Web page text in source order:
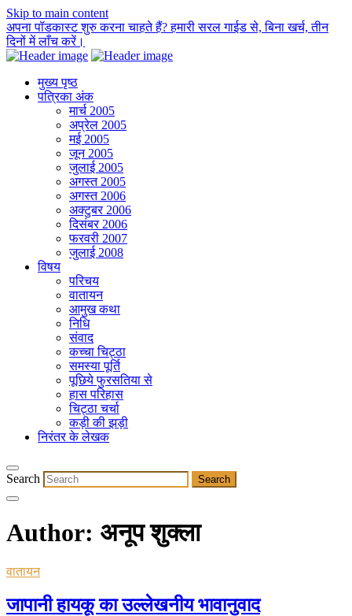
Skip to main content
अपना पॉडकास्ट शुरु करना चाहते हैं? हमारी सरल गाईड से, बिना खर्च, तीन
दिनों में लाँच करें।
मुख्य पृष्ठ
पत्रिका अंक
मार्च 2005
अप्रेल 2005
मई 2005
जून 2005
जुलाई 2005
अगस्त 2005
अगस्त 2006
अक्टुबर 2006
दिसंबर 2006
फरवरी 2007
जुलाई 2008
विषय
परिचय
वातायन
आमुख कथा
निधि
संवाद
कच्चा चिट्ठा
समस्या पूर्ति
पूछिये फुरसतिया से
हास परिहास
चिट्ठा चर्चा
कड़ी की झड़ी
निरंतर के लेखक
Search
Author: अनूप शुक्ला
वातायन
जापानी हायकू का उल्लेखनीय भावानुवाद